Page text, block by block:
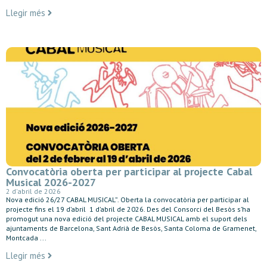
Llegir més
Convocatòria oberta per participar al projecte Cabal
Musical 2026-2027
2 d'abril de 2026
Nova edició 26/27 CABAL MUSICAL”. Oberta la convocatòria per participar al
projecte fins el 19 d’abril 1 d’abril de 2026. Des del Consorci del Besòs s’ha
promogut una nova edició del projecte CABAL MUSICAL amb el suport dels
ajuntaments de Barcelona, Sant Adrià de Besòs, Santa Coloma de Gramenet,
Montcada ...
Llegir més